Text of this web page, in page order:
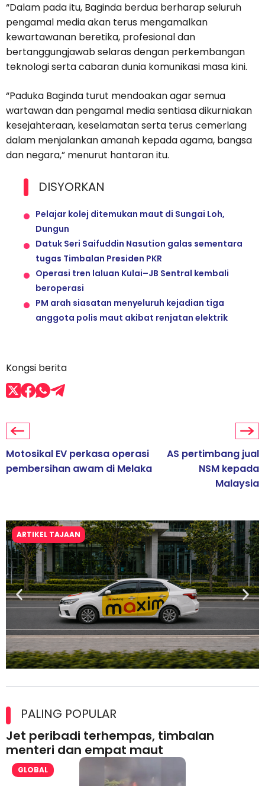
“Dalam pada itu, Baginda berdua berharap seluruh
pengamal media akan terus mengamalkan
kewartawanan beretika, profesional dan
bertanggungjawab selaras dengan perkembangan
teknologi serta cabaran dunia komunikasi masa kini.
“Paduka Baginda turut mendoakan agar semua
wartawan dan pengamal media sentiasa dikurniakan
kesejahteraan, keselamatan serta terus cemerlang
dalam menjalankan amanah kepada agama, bangsa
dan negara,” menurut hantaran itu.
DISYORKAN
Pelajar kolej ditemukan maut di Sungai Loh,
Dungun
Datuk Seri Saifuddin Nasution galas sementara
tugas Timbalan Presiden PKR
Operasi tren laluan Kulai–JB Sentral kembali
beroperasi
PM arah siasatan menyeluruh kejadian tiga
anggota polis maut akibat renjatan elektrik
Kongsi berita
Motosikal EV perkasa operasi
pembersihan awam di Melaka
AS pertimbang jual
NSM kepada
Malaysia
ARTIKEL TAJAAN
lesen separuh pertama 2026
PALING POPULAR
Jet peribadi terhempas, timbalan
menteri dan empat maut
GLOBAL